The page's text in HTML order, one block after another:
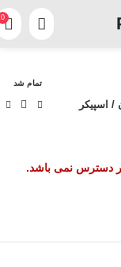
0
تمام شد
اسپیکر
دسترس نمی باشد.